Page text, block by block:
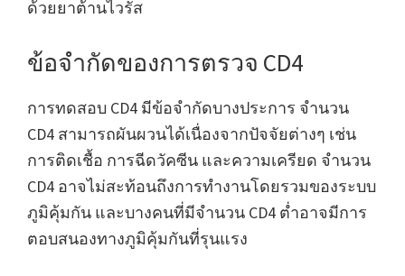
ด้วยยาต้านไวรัส
ข้อจำกัดของการตรวจ CD4
การทดสอบ CD4 มีข้อจำกัดบางประการ จำนวน
CD4 สามารถผันผวนได้เนื่องจากปัจจัยต่างๆ เช่น
การติดเชื้อ การฉีดวัคซีน และความเครียด จำนวน
CD4 อาจไม่สะท้อนถึงการทำงานโดยรวมของระบบ
ภูมิคุ้มกัน และบางคนที่มีจำนวน CD4 ต่ำอาจมีการ
ตอบสนองทางภูมิคุ้มกันที่รุนแรง